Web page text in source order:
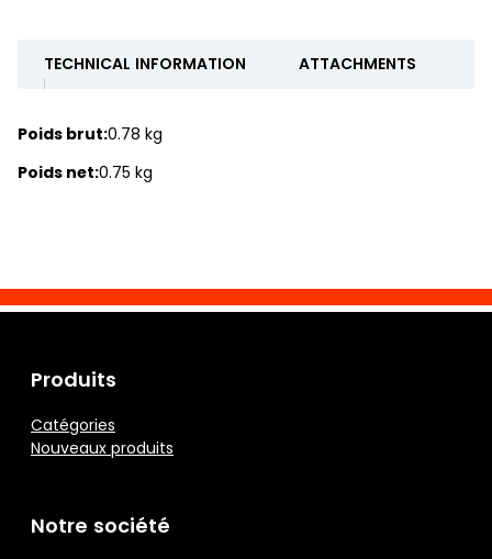
TECHNICAL INFORMATION ATTACHMENTS
Poids brut:0.78 kg
Poids net:0.75 kg
Produits
Catégories
Nouveaux produits
Notre société